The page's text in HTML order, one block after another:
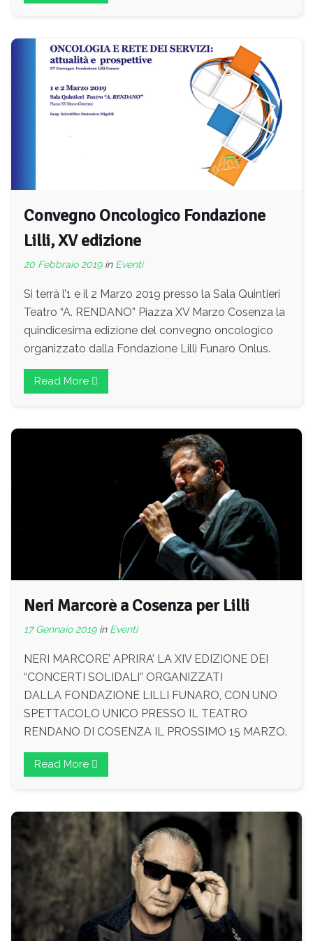
Convegno Oncologico Fondazione
Lilli, XV edizione
20 Febbraio 2019 in Eventi
Si terrà l’1 e il 2 Marzo 2019 presso la Sala Quintieri
Teatro “A. RENDANO” Piazza XV Marzo Cosenza la
quindicesima edizione del convegno oncologico
organizzato dalla Fondazione Lilli Funaro Onlus.
Read More
Neri Marcorè a Cosenza per Lilli
17 Gennaio 2019 in Eventi
NERI MARCORE’ APRIRA’ LA XIV EDIZIONE DEI
“CONCERTI SOLIDALI” ORGANIZZATI
DALLA FONDAZIONE LILLI FUNARO, CON UNO
SPETTACOLO UNICO PRESSO IL TEATRO
RENDANO DI COSENZA IL PROSSIMO 15 MARZO.
Read More